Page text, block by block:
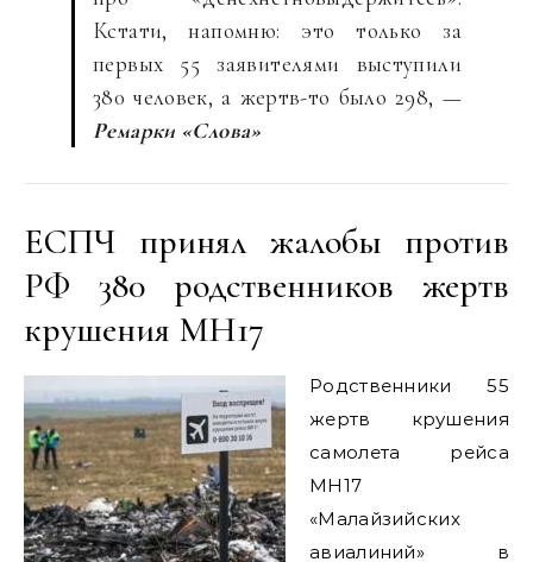
Кстати, напомню: это только за
первых 55 заявителями выступили
380 человек, а жертв-то было 298, —
Ремарки «Слова»
ЕСПЧ принял жалобы против
РФ 380 родственников жертв
крушения MH17
Родственники 55
жертв крушения
самолета рейса
MH17
«Малайзийских
авиалиний» в